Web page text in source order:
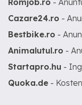
Romjob.ro -
Cazare24.ro -
Bestbike.ro -
Animalutul.ro -
Startapro.hu -
Quoka.de -